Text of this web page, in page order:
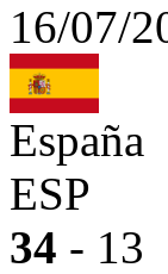
16/07/
España
ESP
34 - 13